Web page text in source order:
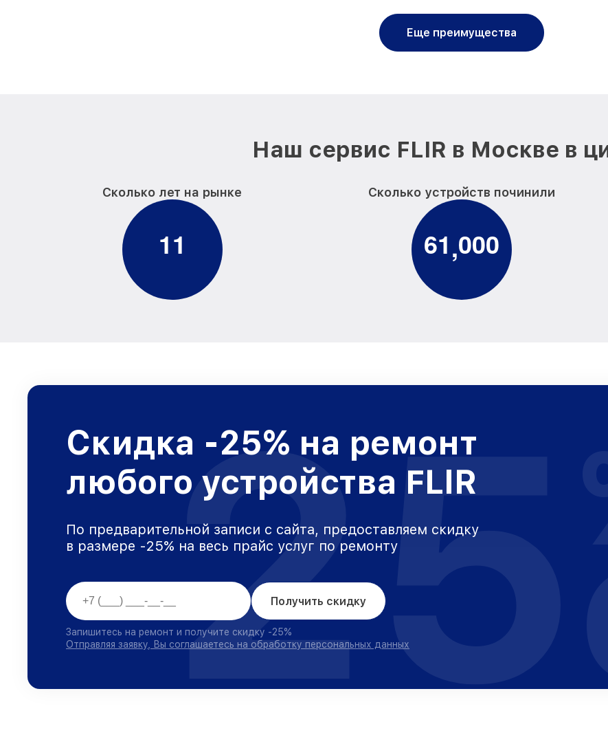
Еще преимущества
Наш сервис FLIR в Москве в
Сколько лет на рынке
11
Сколько устройств починили
61,000
Скидка -25% на ремонт
любого устройства FLIR
По предварительной записи с сайта, предоставляем скидку
в размере -25% на весь прайс услуг по ремонту
Получить скидку
Запишитесь на ремонт и получите скидку -25%
Отправляя заявку, Вы соглашаетесь на обработку персональных данных
25